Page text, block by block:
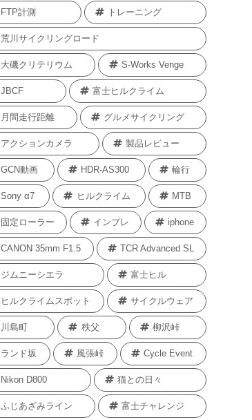
FTP計測 トレーニング
荒川サイクリングロード
大磯クリテリウム S-Works Venge
JBCF 富士ヒルクライム
月間走行距離 グルメサイクリング
アクションカメラ 製品レビュー
GCN動画 HDR-AS300 輪行
Sony α7 ヒルクライム MTB
固定ローラー インプレ iphone
CANON 35mm F1.5 TCR Advanced SL
ジムニーシエラ 富士ヒル
ヒルクライムスポット サイクルウェア
川島町 秩父 柳沢峠
ランド坂 風張峠 Cycle Event
Nikon D800 猫との日々
ふじあざみライン 富士チャレンジ